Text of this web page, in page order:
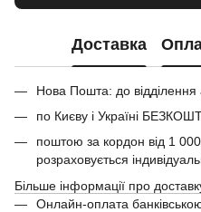
Доставка
Нова Пошта: до
по Києву і Україні
поштою за кордон від 1 000
розраховується
Більше інформації про
Онлайн-оплата